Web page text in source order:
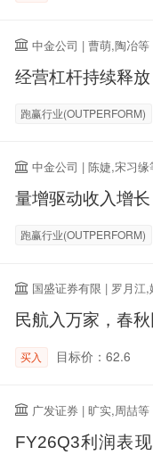
中金公司 | 曹萌,陶冶等
经营杠杆持续释
跑赢行业(OUTPERFORM)
中金公司 | 陈婕,宋习缘
量增驱动收入增
跑赢行业(OUTPERFORM)
国盛证券有限 | 罗月江,
民航入万家，春
买入 目标价：62.6
广发证券 | 旷实,周喆等
FY26Q3利润表